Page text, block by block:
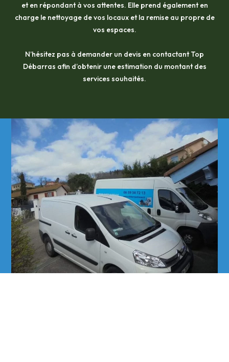
et en répondant à vos attentes. Elle prend également en
charge le nettoyage de vos locaux et la remise au propre de
vos espaces.
N’hésitez pas à demander un devis en contactant Top
Débarras afin d’obtenir une estimation du montant des
services souhaités.